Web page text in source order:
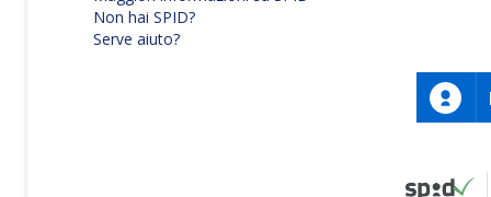
Non hai SPID?
Serve aiuto?